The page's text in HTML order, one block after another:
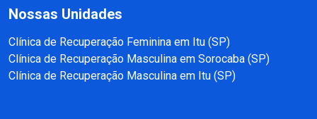
Nossas Unidades
Clínica de Recuperação Feminina em Itu (SP)
Clínica de Recuperação Masculina em Sorocaba (SP)
Clínica de Recuperação Masculina em Itu (SP)